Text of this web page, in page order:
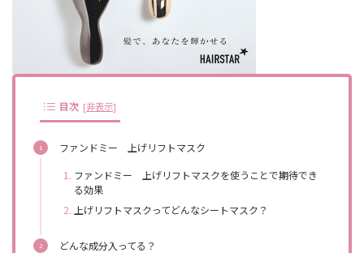
目次 [非表示]
ファンドミー 上げリフトマスク
ファンドミー 上げリフトマスクを使うことで期待でき
る効果
上げリフトマスクってどんなシートマスク？
どんな成分入ってる？